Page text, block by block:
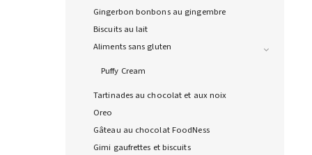
Gingerbon bonbons au gingembre
Biscuits au lait
Aliments sans gluten
Puffy Cream
Tartinades au chocolat et aux noix
Oreo
Gâteau au chocolat FoodNess
Gimi gaufrettes et biscuits